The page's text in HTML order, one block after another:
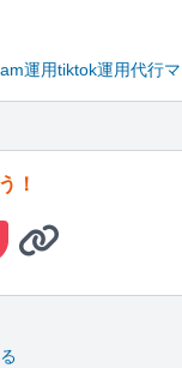
運用tiktok運用代行
！